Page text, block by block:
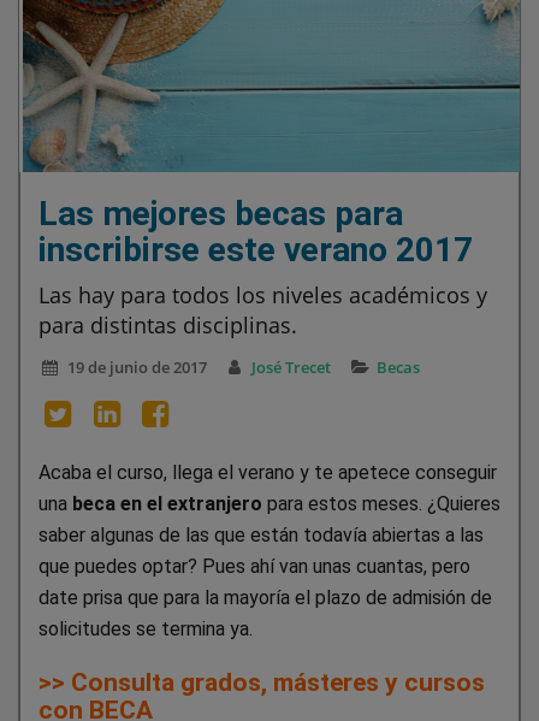
Las mejores becas para
inscribirse este verano 2017
Las hay para todos los niveles académicos y
para distintas disciplinas.
19 de junio de 2017 José Trecet Becas
Acaba el curso, llega el verano y te apetece conseguir
una beca en el extranjero para estos meses. ¿Quieres
saber algunas de las que están todavía abiertas a las
que puedes optar? Pues ahí van unas cuantas, pero
date prisa que para la mayoría el plazo de admisión de
solicitudes se termina ya.
>> Consulta grados, másteres y cursos
con BECA